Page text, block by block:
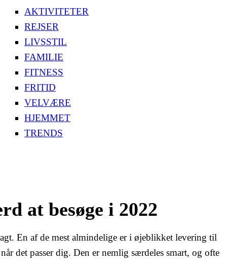
AKTIVITETER
REJSER
LIVSSTIL
FAMILIE
FITNESS
FRITID
VELVÆRE
HJEMMET
TRENDS
at besøge i 2022
En af de mest almindelige er i øjeblikket levering til
det passer dig. Den er nemlig særdeles smart, og ofte